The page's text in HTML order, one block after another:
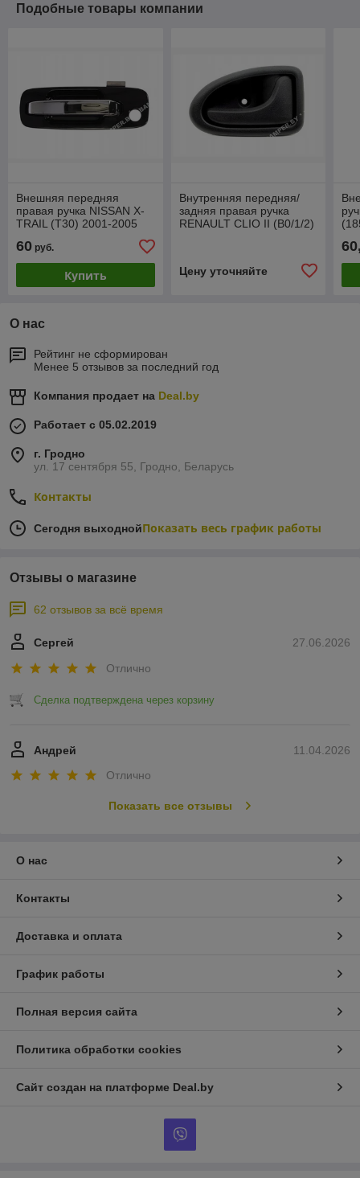
Подобные товары компании
Внешняя передняя
правая ручка NISSAN X-
TRAIL (T30) 2001-2005
60 руб.
Купить
Внутренняя передняя/
задняя правая ручка
RENAULT CLIO II (B0/1/2)
Цену уточняйте
О нас
Рейтинг не сформирован
Менее 5 отзывов за последний год
Компания продает на Deal.by
Работает с 05.02.2019
г. Гродно
ул. 17 сентября 55, Гродно, Беларусь
Контакты
Сегодня выходнойПоказать весь график работы
Отзывы о магазине
62 отзывов за всё время
27.06.2026
Сергей
Отлично
Сделка подтверждена через корзину
11.04.2026
Андрей
Отлично
Показать все отзывы
О нас
Контакты
Доставка и оплата
График работы
Полная версия сайта
Политика обработки cookies
Сайт создан на платформе Deal.by